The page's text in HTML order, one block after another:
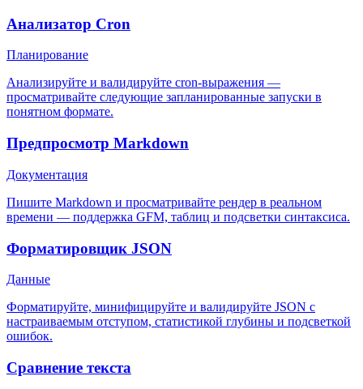
Анализатор Cron
Планирование
Анализируйте и валидируйте cron-выражения —
просматривайте следующие запланированные запуски в
понятном формате.
Предпросмотр Markdown
Документация
Пишите Markdown и просматривайте рендер в реальном
времени — поддержка GFM, таблиц и подсветки синтаксиса.
Форматировщик JSON
Данные
Форматируйте, минифицируйте и валидируйте JSON с
настраиваемым отступом, статистикой глубины и подсветкой
ошибок.
Сравнение текста